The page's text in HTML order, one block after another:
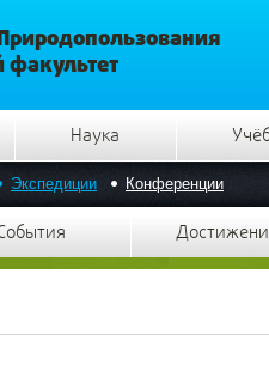
факультет
Наука
Экспедиции Конференции